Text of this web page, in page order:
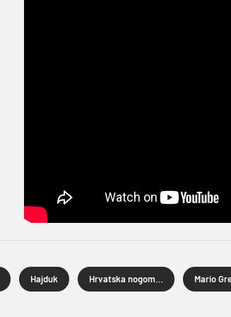
Hajduk Hrvatska nogometna liga Mario